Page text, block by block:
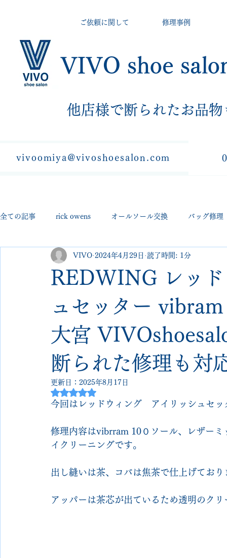
VIVO shoe
他店様で断られたお品物
ご依頼に関して 修理事例
vivoomiya@vivoshoesalon.com
全ての記事 rick owens オールソール交換 バッグ修理
george cleverley Christian louboutin allen edmonds
クリーニング•撥水コーテ
edward green george cox hermes
crockett&jones
REDWING レッ
ュセッター
大宮
断られた修理も対
VIVO 2024年4月29日 読了時間: 1分
更新日： 2025年8月17日
5つ星のうちNaNと評価されています。
今回はレッドウィング　アイリッシュセ
修理内容はvibrram 10０ソール、レザー
イクリーニングです。
出し縫いは茶、コバは焦茶で仕上げており
アッパーは茶芯が出ているため透明のク